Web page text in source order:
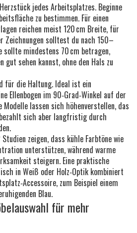
jedes Arbeitsplatzes. Beginne
zu bestimmen. Für einen
reichen meist 120 cm Breite, für
Zeichnungen solltest du nach 150–
sollte mindestens 70 cm betragen,
gut sehen kannst, ohne den Hals zu
für die Haltung. Ideal ist ein
Ellenbogen im 90‑Grad‑Winkel auf der
lassen sich höhenverstellen, das
sich aber langfristig durch
zeigen, dass kühle Farbtöne wie
unterstützen, während warme
steigern. Eine praktische
in Weiß oder Holz‑Optik kombiniert
zum Beispiel einem
Blau.
für mehr